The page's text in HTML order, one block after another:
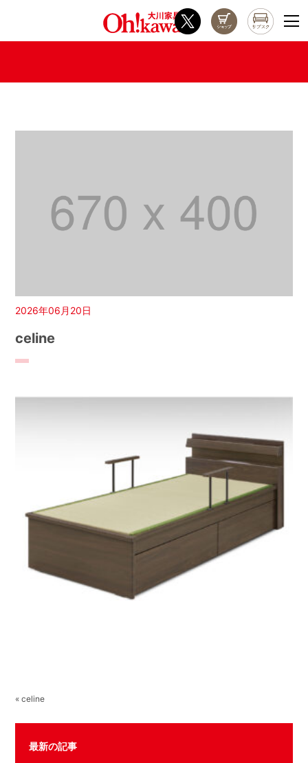
2026年06月20日
celine
« celine
最新の記事